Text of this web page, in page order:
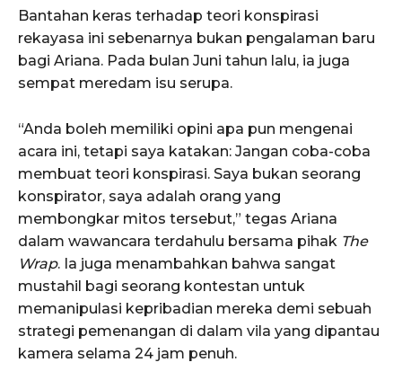
Bantahan keras terhadap teori konspirasi
rekayasa ini sebenarnya bukan pengalaman baru
bagi Ariana. Pada bulan Juni tahun lalu, ia juga
sempat meredam isu serupa.
“Anda boleh memiliki opini apa pun mengenai
acara ini, tetapi saya katakan: Jangan coba-coba
membuat teori konspirasi. Saya bukan seorang
konspirator, saya adalah orang yang
membongkar mitos tersebut,” tegas Ariana
dalam wawancara terdahulu bersama pihak The
Wrap. Ia juga menambahkan bahwa sangat
mustahil bagi seorang kontestan untuk
memanipulasi kepribadian mereka demi sebuah
strategi pemenangan di dalam vila yang dipantau
kamera selama 24 jam penuh.